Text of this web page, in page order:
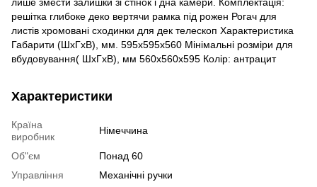
решітка глибоке деко вертячи рамка під рожен Рогач для
листів хромовані сходинки для дек телескоп Характеристика
Габарити (ШхГхВ), мм. 595х595х560 Мінімальні розміри для
вбудовування( ШхГхВ), мм 560х560х595 Колір: антрацит
Характеристики
Країна
виробник
Німеччина
Об"єм
Понад 60
Управління
Механічні ручки